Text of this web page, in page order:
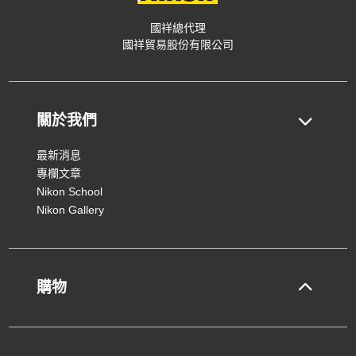
國祥總代理
國祥貿易股份有限公司
關於我們
最新消息
專欄文章
Nikon School
Nikon Gallery
購物